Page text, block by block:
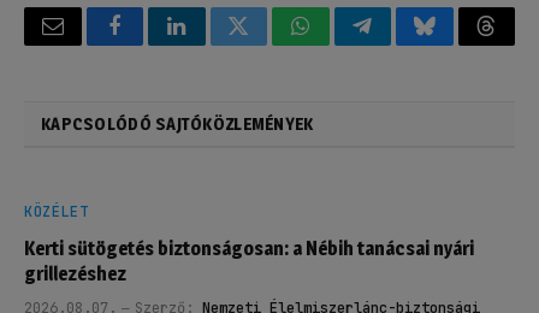
Email FacebookLinkedInTwitterWhatsAppTelegramBluesky
KAPCSOLÓDÓ SAJTÓKÖZLEMÉNYEK
KÖZÉLET
Kerti sütögetés biztonságosan: a Nébih tanácsai nyári
grillezéshez
2026.08.07. Szerző: Nemzeti Élelmiszerlánc-biztonsági